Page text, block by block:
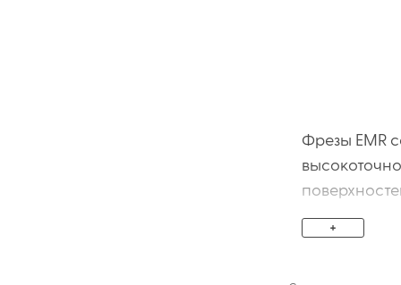
Фрезы EMR
головками
и
+